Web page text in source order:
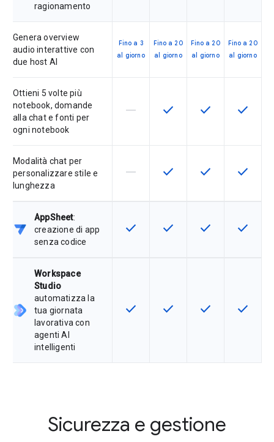
ragionamento
Genera overview
audio interattive con
due host AI
Fino a 3
al giorno
Fino a 20
al giorno
Fino a 20
al giorno
Fino a 20
al giorno
Ottieni 5 volte più
notebook, domande
alla chat e fonti per
ogni notebook
La funzionalità non è supportata
horizontal_rule Questa funzionalità è
check Questa
check Questa
check
Modalità chat per
personalizzare stile e
lunghezza
La funzionalità non è supportata
horizontal_rule Questa funzionalità è
check Questa
check Questa
check
AppSheet:
creazione di app
senza codice
Questa funzionalità è disponibile
check Questa funzionalità è
check Questa
check Questa
check
Workspace
Studio
automatizza la
tua giornata
lavorativa con
agenti AI
intelligenti
Questa funzionalità è disponibile
check Questa funzionalità è
check Questa
check Questa
check
Sicurezza e gestione